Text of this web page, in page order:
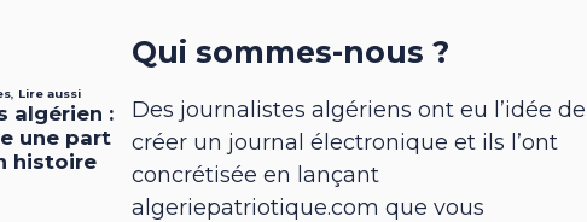
Qui sommes-nous ?
Des journalistes algériens ont eu l’idée de
créer un journal électronique et ils l’ont
concrétisée en lançant
algeriepatriotique.com que vous